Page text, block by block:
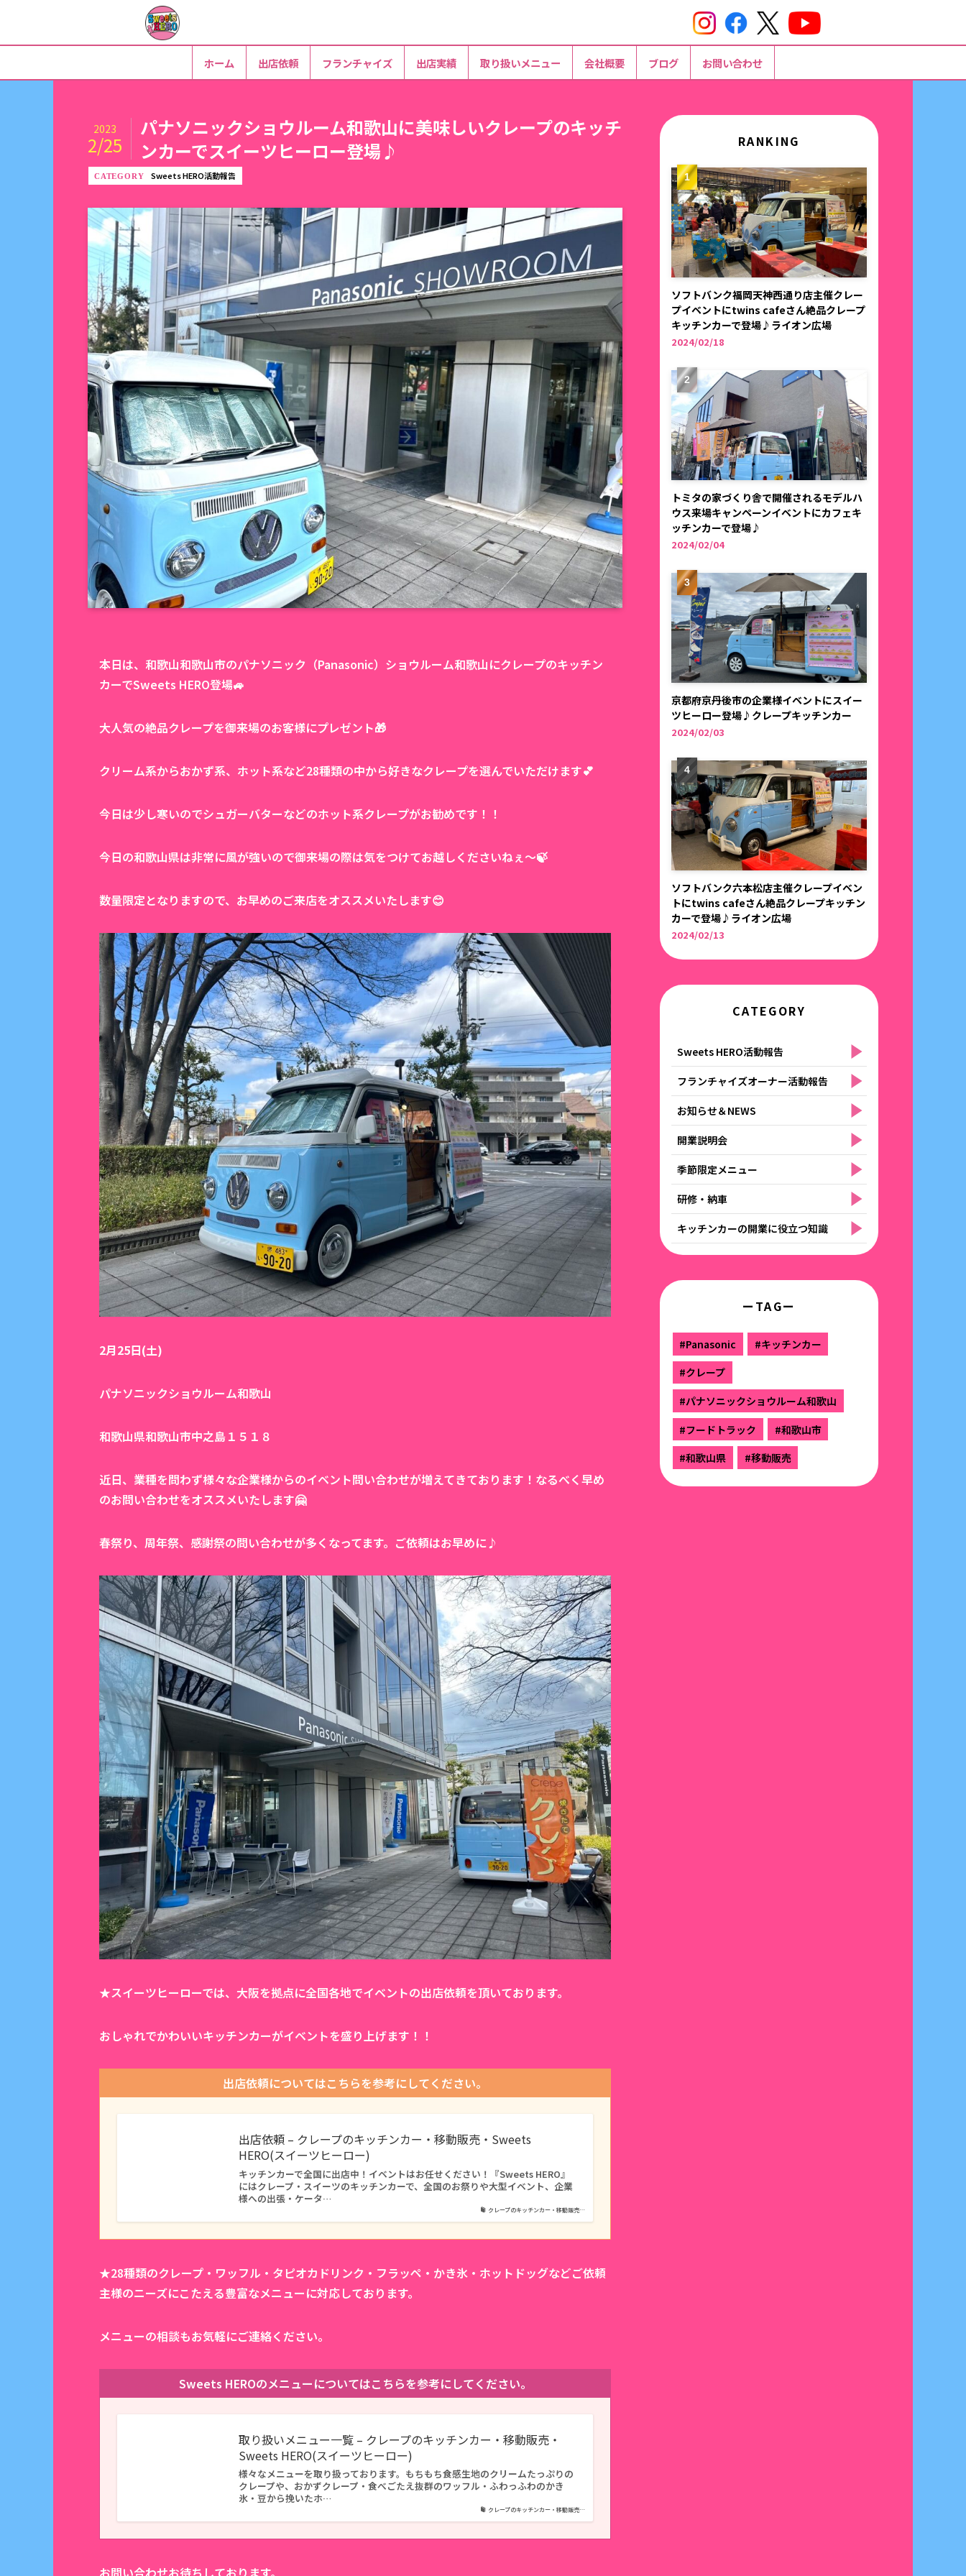
パナソニックショウルーム和歌山に美味しいクレープのキッチ
ンカーでスイーツヒーロー登場♪
2023
2/25
Sweets HERO活動報告
本日は、和歌山和歌山市のパナソニック（Panasonic）ショウルーム和歌山にクレープのキッチン
カーでSweets HERO登場🚙
大人気の絶品クレープを御来場のお客様にプレゼント🎁
クリーム系からおかず系、ホット系など28種類の中から好きなクレープを選んでいただけます💕
今日は少し寒いのでシュガーバターなどのホット系クレープがお勧めです！！
今日の和歌山県は非常に風が強いので御来場の際は気をつけてお越しくださいねぇ〜🍃
数量限定となりますので、お早めのご来店をオススメいたします😊
2月25日(土)
パナソニックショウルーム和歌山
和歌山県和歌山市中之島１５１８
近日、業種を問わず様々な企業様からのイベント問い合わせが増えてきております！なるべく早め
のお問い合わせをオススメいたします🤗
春祭り、周年祭、感謝祭の問い合わせが多くなってます。ご依頼はお早めに♪
★スイーツヒーローでは、大阪を拠点に全国各地でイベントの出店依頼を頂いております。
おしゃれでかわいいキッチンカーがイベントを盛り上げます！！
出店依頼についてはこちらを参考にしてください。
クレープのキッチンカー・移動販売…
出店依頼 – クレープのキッチンカー・移動販売・Sweets
HERO(スイーツヒーロー)
キッチンカーで全国に出店中！イベントはお任せください！『Sweets HERO』
にはクレープ・スイーツのキッチンカーで、全国のお祭りや大型イベント、企業
様への出張・ケータ…
★28種類のクレープ・ワッフル・タピオカドリンク・フラッペ・かき氷・ホットドッグなどご依頼
主様のニーズにこたえる豊富なメニューに対応しております。
メニューの相談もお気軽にご連絡ください。
Sweets HEROのメニューについてはこちらを参考にしてください。
クレープのキッチンカー・移動販売…
取り扱いメニュー一覧 – クレープのキッチンカー・移動販売・
Sweets HERO(スイーツヒーロー)
様々なメニューを取り扱っております。もちもち食感生地のクリームたっぷりの
クレープや、おかずクレープ・食べごたえ抜群のワッフル・ふわっふわのかき
氷・豆から挽いたホ…
RANKING
ソフトバンク福岡天神西通り店主催クレー
プイベントにtwins cafeさん絶品クレープ
キッチンカーで登場♪ライオン広場
2024/02/18
トミタの家づくり舎で開催されるモデルハ
ウス来場キャンペーンイベントにカフェキ
ッチンカーで登場♪
2024/02/04
京都府京丹後市の企業様イベントにスイー
ツヒーロー登場♪クレープキッチンカー
2024/02/03
ソフトバンク六本松店主催クレープイベン
トにtwins cafeさん絶品クレープキッチン
カーで登場♪ライオン広場
2024/02/13
CATEGORY
Sweets HERO活動報告
フランチャイズオーナー活動報告
お知らせ＆NEWS
開業説明会
季節限定メニュー
研修・納車
キッチンカーの開業に役立つ知識
ーTAGー
#Panasonic
#キッチンカー
#クレープ
#パナソニックショウルーム和歌山
#フードトラック
#和歌山市
#和歌山県
#移動販売
ホーム 出店依頼 フランチャイズ 出店実績 取り扱いメニュー 会社概要 ブログ お問い合わせ